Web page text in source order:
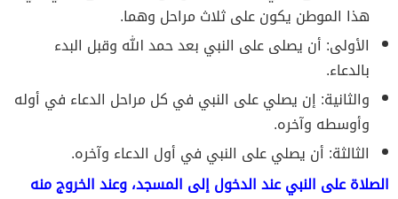
هذا الموطن يكون على ثلاث مراحل وهما.
الأولى: أن يصلى على النبي بعد حمد الله وقبل البدء
بالدعاء.
والثانية: إن يصلي على النبي في كل مراحل الدعاء في أوله
وأوسطه وآخره.
الثالثة: أن يصلي على النبي في أول الدعاء وآخره.
الصلاة على النبي عند الدخول إلى المسجد، وعند الخروج منه